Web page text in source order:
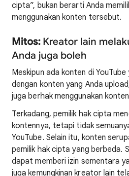
cipta”, bukan berarti Anda
menggunakan konten tersebut.
Mitos: Kreator lain
Anda juga boleh
Meskipun ada konten di
dengan konten yang Anda
juga berhak menggunakan
Terkadang, pemilik hak cipta
kontennya, tetapi tidak
YouTube. Selain itu, konten
pemilik hak cipta yang berbeda.
dapat memberi izin sementara
juga kemungkinan kreator lain